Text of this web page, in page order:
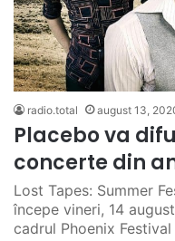
radio.total august 13,
Placebo va
concerte din
Lost Tapes: Summer
începe vineri, 14
cadrul Phoenix